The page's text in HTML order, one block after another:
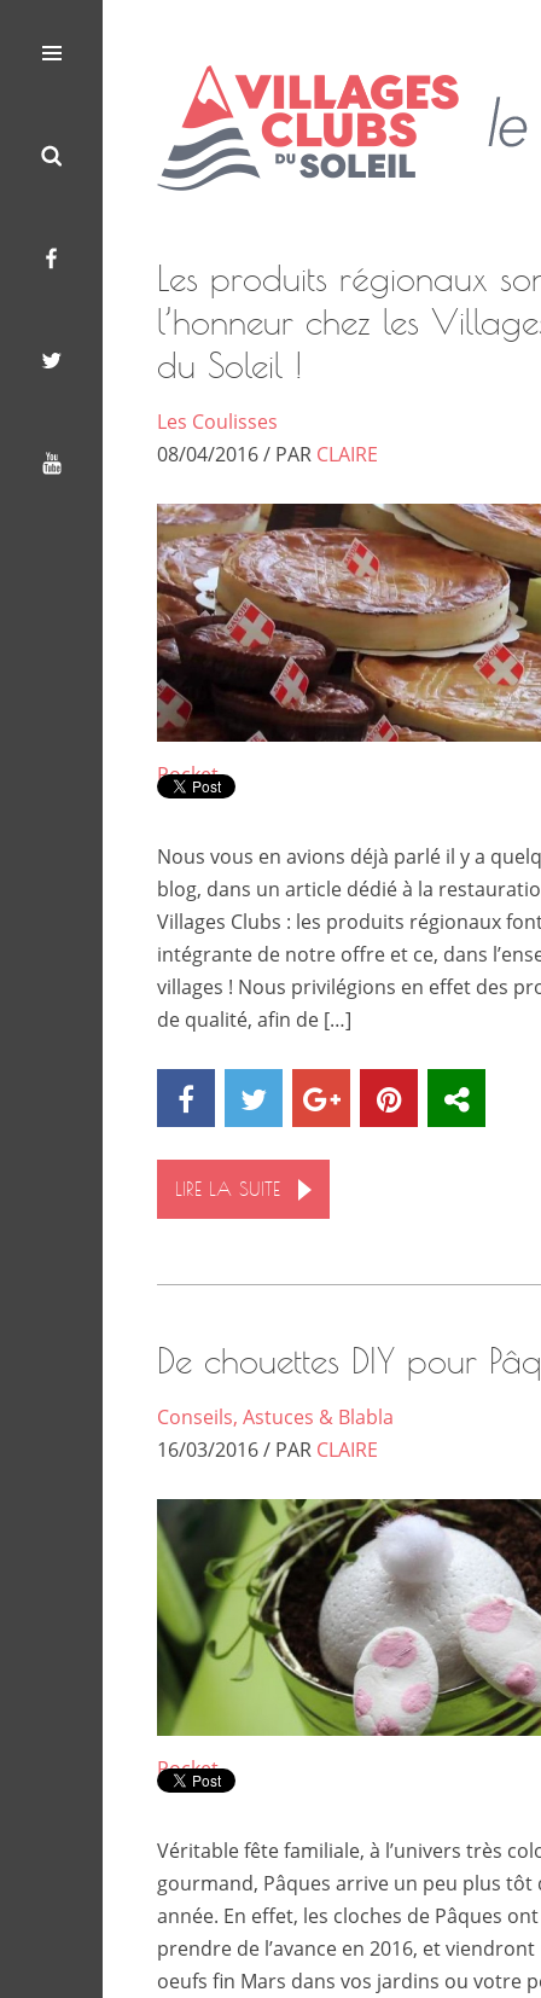
Menu
Search
Facebook
Twitter
Youtube
Villages
Soleil
des
Les produits régionaux
l’honneur chez les
du Soleil !
Les Coulisses
08/04/2016 / PAR CLAIRE
Pocket
Nous vous en avions déjà parlé il y a
blog, dans un article dédié à la
Villages Clubs : les produits régionaux
intégrante de notre offre et ce, dans
villages ! Nous privilégions en effet des
de qualité, afin de […]
LIRE LA SUITE
De chouettes DIY pour
Conseils, Astuces & Blabla
16/03/2016 / PAR CLAIRE
Pocket
Véritable fête familiale, à l’univers très
gourmand, Pâques arrive un peu plus tôt
année. En effet, les cloches de Pâques
prendre de l’avance en 2016, et
oeufs fin Mars dans vos jardins ou votre